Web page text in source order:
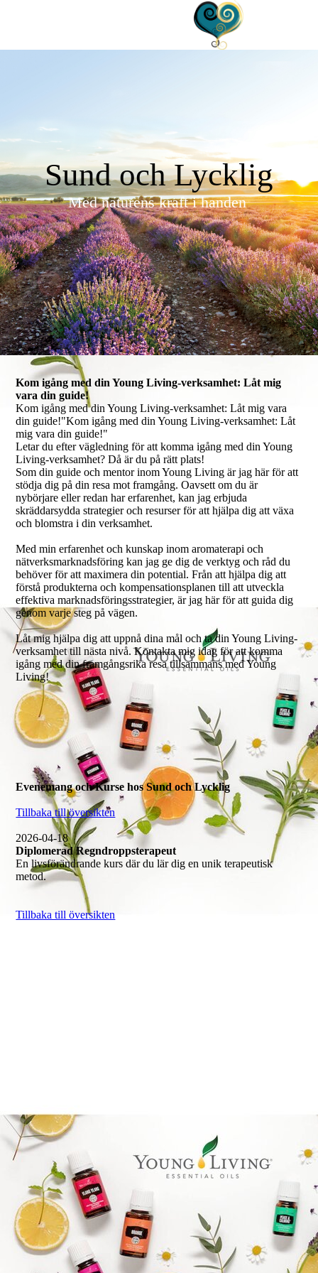
Sund och Lycklig
Med naturens kraft i handen
Kom igång med din Young Living-verksamhet: Låt mig
vara din guide!
Kom igång med din Young Living-verksamhet: Låt mig vara
din guide!"Kom igång med din Young Living-verksamhet: Låt
mig vara din guide!"
Letar du efter vägledning för att komma igång med din Young
Living-verksamhet? Då är du på rätt plats!
Som din guide och mentor inom Young Living är jag här för att
stödja dig på din resa mot framgång. Oavsett om du är
nybörjare eller redan har erfarenhet, kan jag erbjuda
skräddarsydda strategier och resurser för att hjälpa dig att växa
och blomstra i din verksamhet.
Med min erfarenhet och kunskap inom aromaterapi och
nätverksmarknadsföring kan jag ge dig de verktyg och råd du
behöver för att maximera din potential. Från att hjälpa dig att
förstå produkterna och kompensationsplanen till att utveckla
effektiva marknadsföringsstrategier, är jag här för att guida dig
genom varje steg på vägen.
Låt mig hjälpa dig att uppnå dina mål och ta din Young Living-
verksamhet till nästa nivå. Kontakta mig idag för att komma
igång med din framgångsrika resa tillsammans med Young
Living!
Evenemang och Kurse hos Sund och Lycklig
Tillbaka till översikten
2026-04-18
Diplomerad Regndroppsterapeut
En livsförändrande kurs där du lär dig en unik terapeutisk
metod.
Tillbaka till översikten